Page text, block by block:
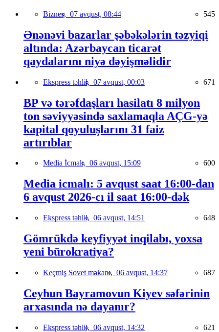
Biznes, 07 avqust, 08:44 545
Ənənəvi bazarlar şəbəkələrin təzyiqi
altında: Azərbaycan ticarət
qaydalarını niyə dəyişməlidir
Ekspress təhlil, 07 avqust, 00:03 671
BP və tərəfdaşları hasilatı 8 milyon
ton səviyyəsində saxlamaqla AÇG-yə
kapital qoyuluşlarını 31 faiz
artırıblar
Media İcmalı, 06 avqust, 15:09 600
Media icmalı: 5 avqust saat 16:00-dan
6 avqust 2026-cı il saat 16:00-dək
Ekspress təhlil, 06 avqust, 14:51 648
Gömrükdə keyfiyyət inqilabı, yoxsa
yeni bürokratiya?
Keçmiş Sovet məkanı, 06 avqust, 14:37 687
Ceyhun Bayramovun Kiyev səfərinin
arxasında nə dayanır?
Ekspress təhlil, 06 avqust, 14:32 621